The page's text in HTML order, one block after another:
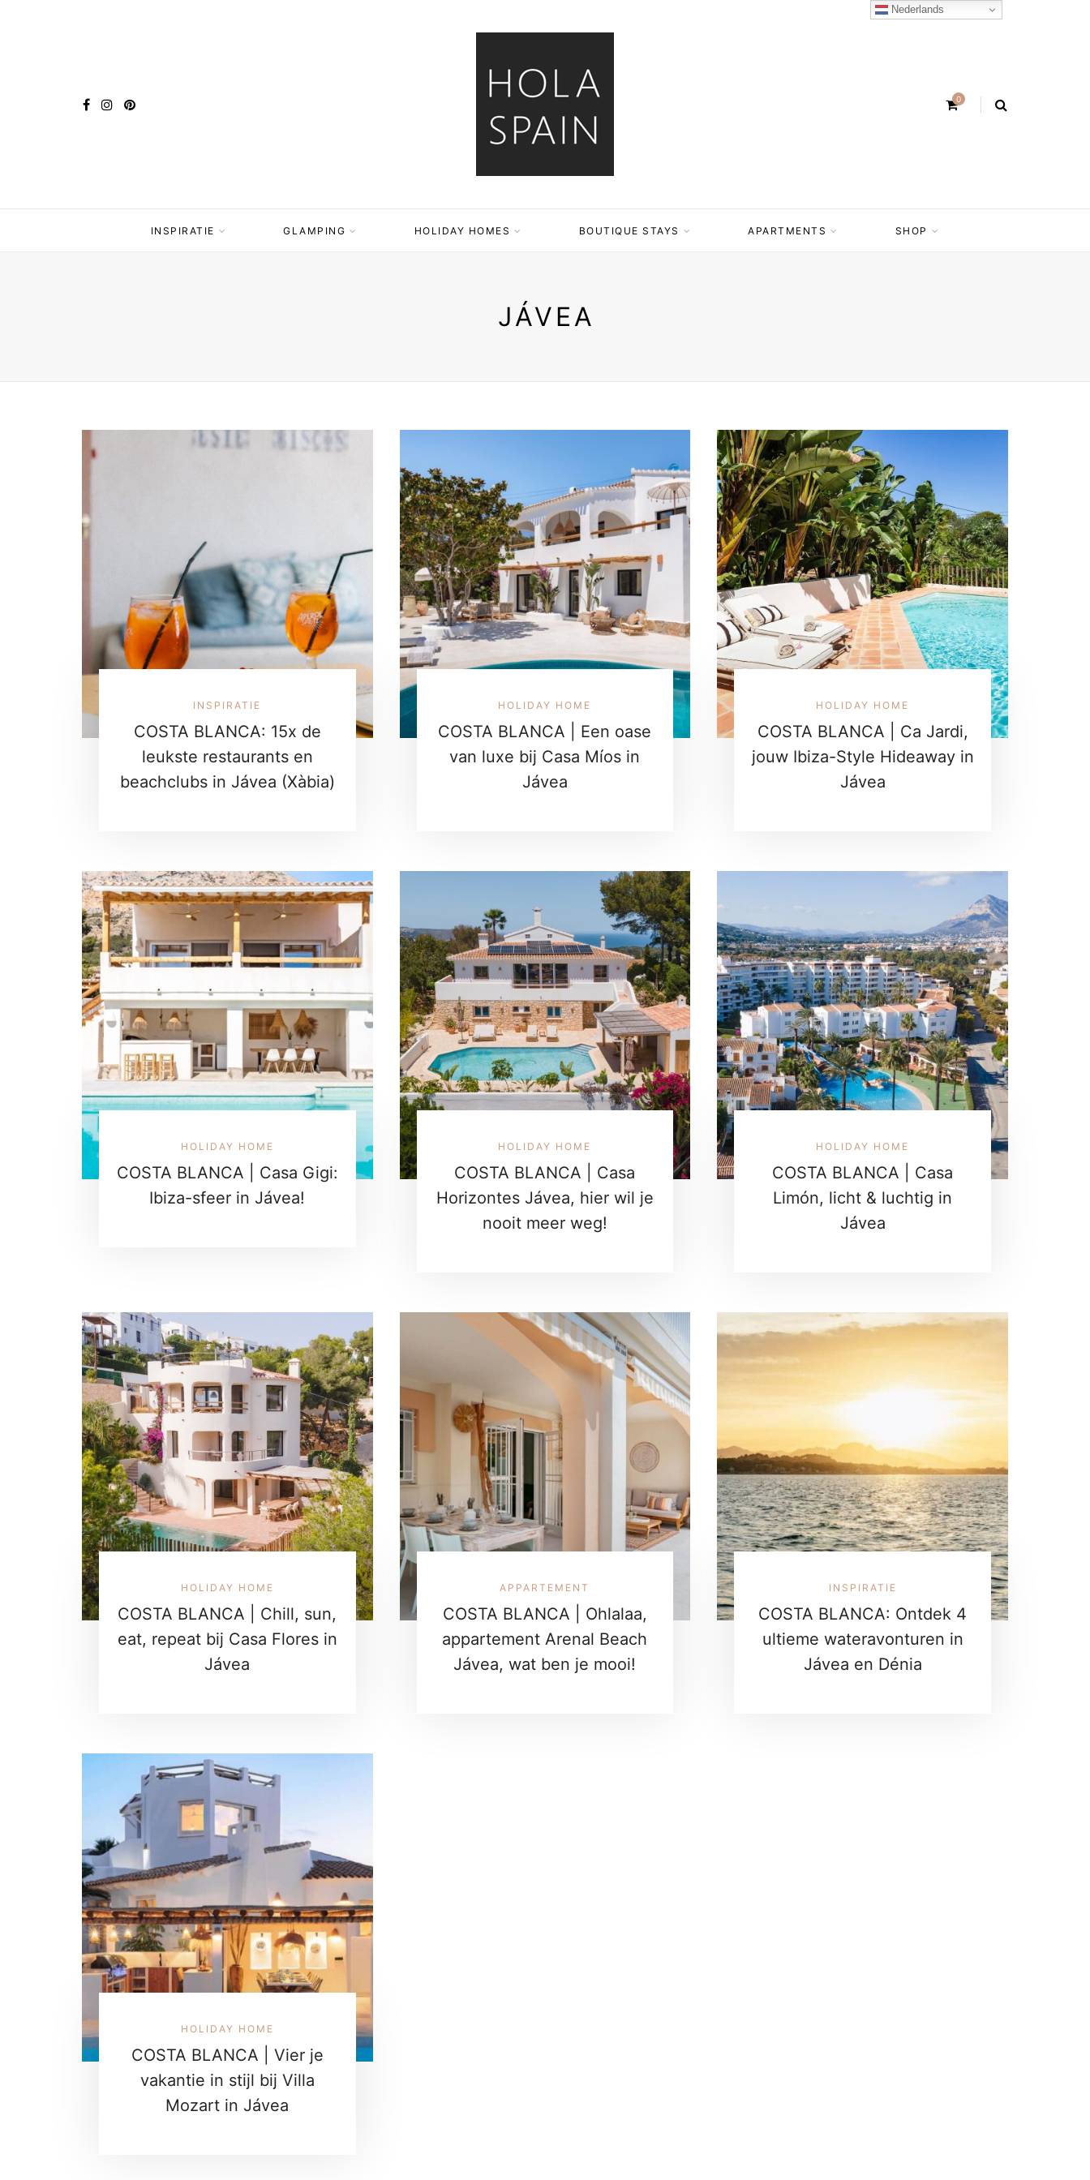
0
INSPIRATIE GLAMPING HOLIDAY HOMES BOUTIQUE STAYS APARTMENTS SHOP
JÁVEA
INSPIRATIE
COSTA BLANCA: 15x de
leukste restaurants en
beachclubs in Jávea (Xàbia)
HOLIDAY HOME
COSTA BLANCA | Een oase
van luxe bij Casa Míos in
Jávea
HOLIDAY HOME
COSTA BLANCA | Ca Jardi,
jouw Ibiza-Style Hideaway in
Jávea
HOLIDAY HOME
COSTA BLANCA | Casa Gigi:
Ibiza-sfeer in Jávea!
HOLIDAY HOME
COSTA BLANCA | Casa
Horizontes Jávea, hier wil je
nooit meer weg!
HOLIDAY HOME
COSTA BLANCA | Casa
Limón, licht & luchtig in
Jávea
HOLIDAY HOME
COSTA BLANCA | Chill, sun,
eat, repeat bij Casa Flores in
Jávea
APPARTEMENT
COSTA BLANCA | Ohlalaa,
appartement Arenal Beach
Jávea, wat ben je mooi!
INSPIRATIE
COSTA BLANCA: Ontdek 4
ultieme wateravonturen in
Jávea en Dénia
HOLIDAY HOME
COSTA BLANCA | Vier je
vakantie in stijl bij Villa
Mozart in Jávea
Nederlands